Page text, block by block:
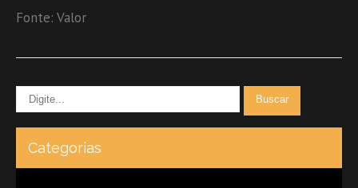
Fonte: Valor
Categorias